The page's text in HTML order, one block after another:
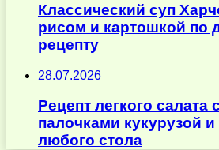
Классический суп
рисом и картошкой по
рецепту
28.07.2026
Рецепт легкого
палочками кукурузой
любого стола